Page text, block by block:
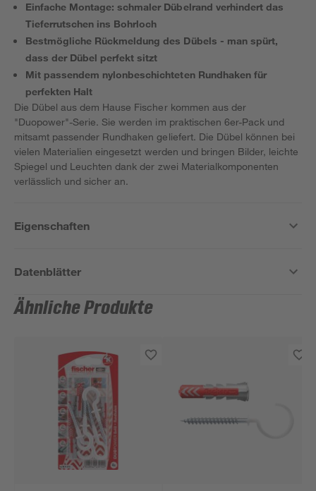
Einfache Montage: schmaler Dübelrand verhindert das
Tieferrutschen ins Bohrloch
Bestmögliche Rückmeldung des Dübels - man spürt,
dass der Dübel perfekt sitzt
Mit passendem nylonbeschichteten Rundhaken für
perfekten Halt
Die Dübel aus dem Hause Fischer kommen aus der
"Duopower"-Serie. Sie werden im praktischen 6er-Pack und
mitsamt passender Rundhaken geliefert. Die Dübel können bei
vielen Materialien eingesetzt werden und bringen Bilder, leichte
Spiegel und Leuchten dank der zwei Materialkomponenten
verlässlich und sicher an.
Eigenschaften
Datenblätter
Ähnliche Produkte